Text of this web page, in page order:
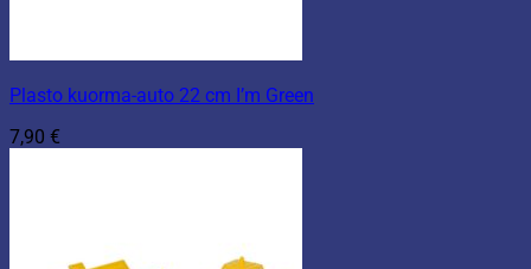
Plasto kuorma-auto 22 cm I’m Green
7,90 €